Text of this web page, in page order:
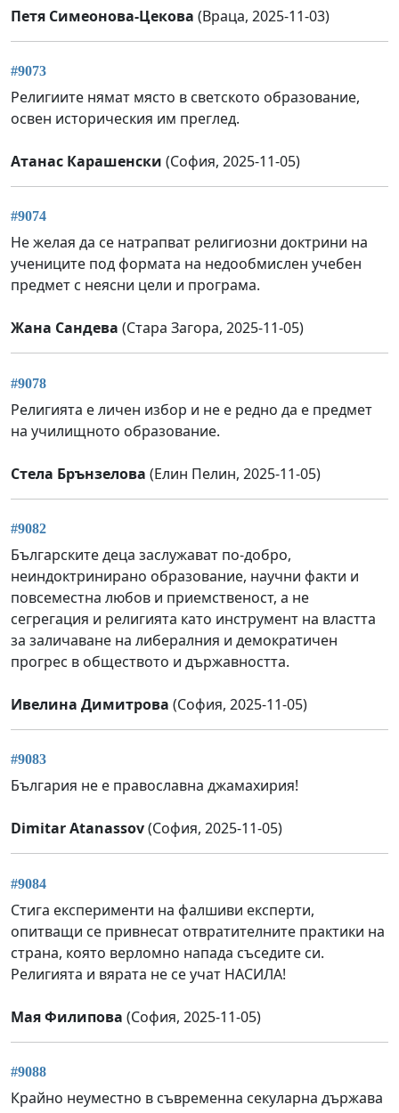
Петя Симеонова-Цекова (Враца, 2025-11-03)
#9073
Религиите нямат място в светското образование,
освен историческия им преглед.
Атанас Карашенски (София, 2025-11-05)
#9074
Не желая да се натрапват религиозни доктрини на
учениците под формата на недообмислен учебен
предмет с неясни цели и програма.
Жана Сандева (Стара Загора, 2025-11-05)
#9078
Религията е личен избор и не е редно да е предмет
на училищното образование.
Стела Брънзелова (Елин Пелин, 2025-11-05)
#9082
Българските деца заслужават по-добро,
неиндоктринирано образование, научни факти и
повсеместна любов и приемственост, а не
сегрегация и религията като инструмент на властта
за заличаване на либералния и демократичен
прогрес в обществото и държавността.
Ивелина Димитрова (София, 2025-11-05)
#9083
България не е православна джамахирия!
Dimitar Atanassov(София, 2025-11-05)
#9084
Стига експерименти на фалшиви експерти,
опитващи се привнесат отвратителните практики на
страна, която верломно напада съседите си.
Религията и вярата не се учат НАСИЛА!
Мая Филипова (София, 2025-11-05)
#9088
Крайно неуместно в съвременна секуларна държава